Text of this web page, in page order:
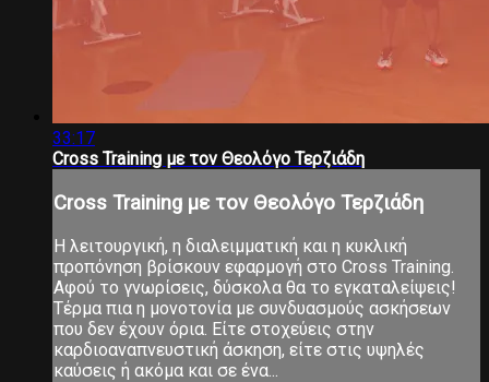
33:17
Cross Training με τον Θεολόγο Τερζιάδη
Cross Training με τον Θεολόγο Τερζιάδη
Η λειτουργική, η διαλειμματική και η κυκλική
προπόνηση βρίσκουν εφαρμογή στο Cross Training.
Αφού το γνωρίσεις, δύσκολα θα το εγκαταλείψεις!
Τέρμα πια η μονοτονία με συνδυασμούς ασκήσεων
που δεν έχουν όρια. Είτε στοχεύεις στην
καρδιοαναπνευστική άσκηση, είτε στις υψηλές
καύσεις ή ακόμα και σε ένα...